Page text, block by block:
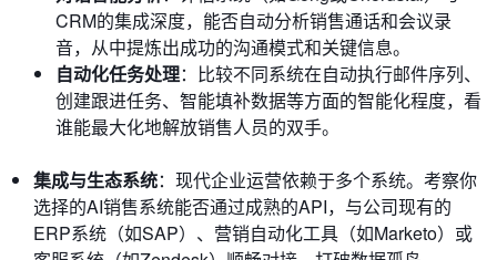
CRM的集成深度，能否自动分析销售通话和会议录
音，从中提炼出成功的沟通模式和关键信息。
自动化任务处理：比较不同系统在自动执行邮件序列、
创建跟进任务、智能填补数据等方面的智能化程度，看
谁能最大化地解放销售人员的双手。
集成与生态系统：现代企业运营依赖于多个系统。考察你
选择的AI销售系统能否通过成熟的API，与公司现有的
ERP系统（如SAP）、营销自动化工具（如Marketo）或